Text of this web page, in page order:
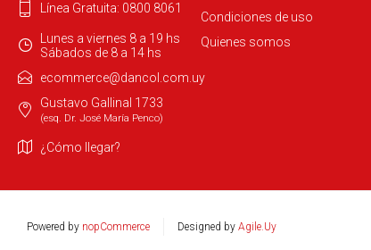
Línea Gratuita: 0800 8061
Lunes a viernes 8 a 19 hs
Sábados de 8 a 14 hs
ecommerce@dancol.com.uy
Gustavo Gallinal 1733
(esq. Dr. José María Penco)
¿Cómo llegar?
Condiciones de uso
Quienes somos
Powered by nopCommerce Designed by Agile.Uy